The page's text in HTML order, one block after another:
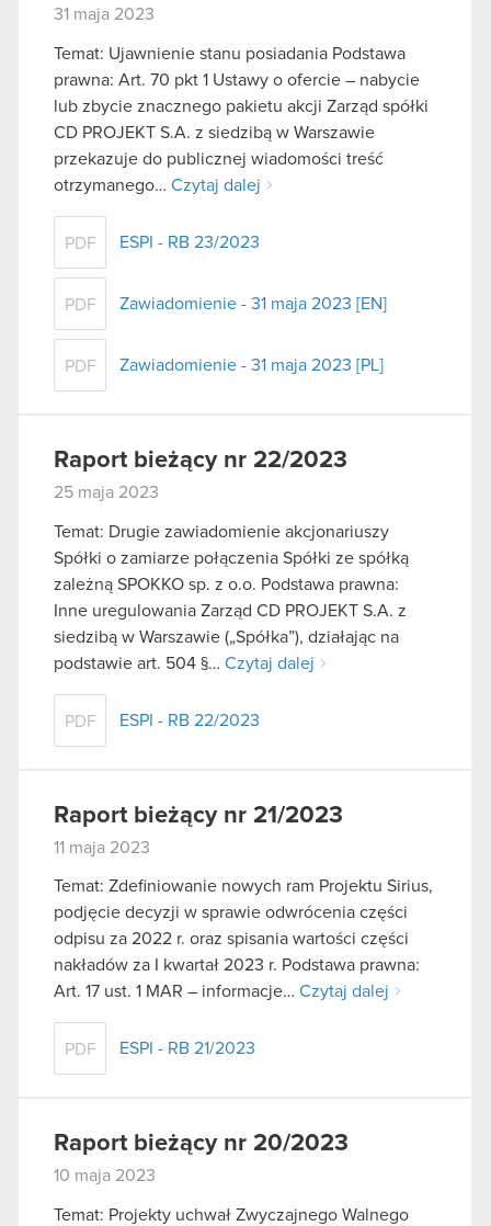
31 maja 2023
Temat: Ujawnienie stanu posiadania Podstawa
prawna: Art. 70 pkt 1 Ustawy o ofercie – nabycie
lub zbycie znacznego pakietu akcji Zarząd spółki
CD PROJEKT S.A. z siedzibą w Warszawie
przekazuje do publicznej wiadomości treść
otrzymanego… Czytaj dalej
PDF ESPI - RB 23/2023
PDF Zawiadomienie - 31 maja 2023 [EN]
PDF Zawiadomienie - 31 maja 2023 [PL]
Raport bieżący nr 22/2023
25 maja 2023
Temat: Drugie zawiadomienie akcjonariuszy
Spółki o zamiarze połączenia Spółki ze spółką
zależną SPOKKO sp. z o.o. Podstawa prawna:
Inne uregulowania Zarząd CD PROJEKT S.A. z
siedzibą w Warszawie („Spółka”), działając na
podstawie art. 504 §… Czytaj dalej
PDF ESPI - RB 22/2023
Raport bieżący nr 21/2023
11 maja 2023
Temat: Zdefiniowanie nowych ram Projektu Sirius,
podjęcie decyzji w sprawie odwrócenia części
odpisu za 2022 r. oraz spisania wartości części
nakładów za I kwartał 2023 r. Podstawa prawna:
Art. 17 ust. 1 MAR – informacje… Czytaj dalej
PDF ESPI - RB 21/2023
Raport bieżący nr 20/2023
10 maja 2023
Temat: Projekty uchwał Zwyczajnego Walnego